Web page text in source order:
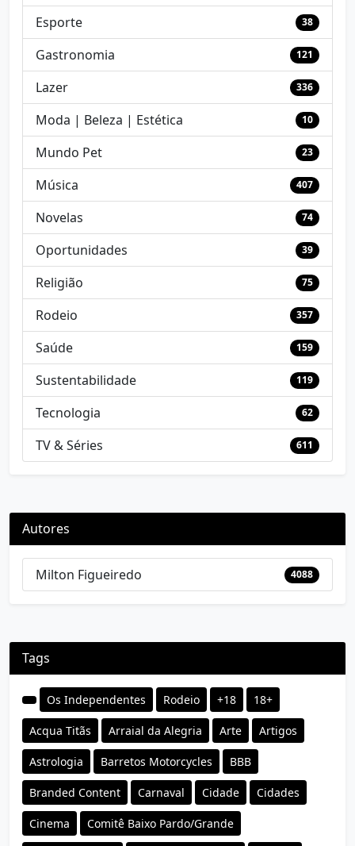
Esporte 38
Gastronomia 121
Lazer 336
Moda | Beleza | Estética 10
Mundo Pet 23
Música 407
Novelas 74
Oportunidades 39
Religião 75
Rodeio 357
Saúde 159
Sustentabilidade 119
Tecnologia 62
TV & Séries 611
Autores
Milton Figueiredo 4088
Tags
Os Independentes Rodeio +18 18+
Acqua Titãs Arraial da Alegria Arte Artigos
Astrologia Barretos Motorcycles BBB
Branded Content Carnaval Cidade Cidades
Cinema Comitê Baixo Pardo/Grande